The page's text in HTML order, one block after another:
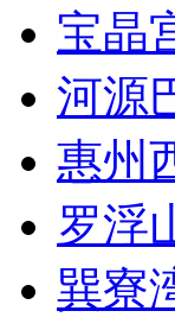
宝晶
河源
惠州
罗浮
巽寮